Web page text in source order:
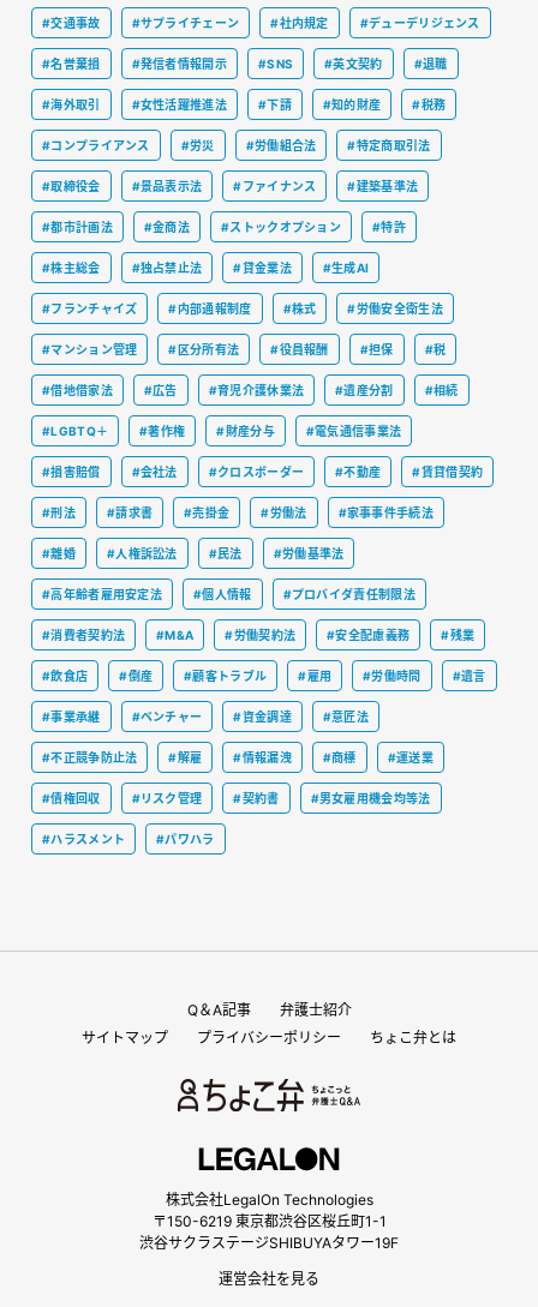
#交通事故 #サプライチェーン #社内規定 #デューデリジェンス
#名誉棄損 #発信者情報開示 #SNS #英文契約 #退職
#海外取引 #女性活躍推進法 #下請 #知的財産 #税務
#コンプライアンス #労災 #労働組合法 #特定商取引法
#取締役会 #景品表示法 #ファイナンス #建築基準法
#都市計画法 #金商法 #ストックオプション #特許
#株主総会 #独占禁止法 #貸金業法 #生成AI
#フランチャイズ #内部通報制度 #株式 #労働安全衛生法
#マンション管理 #区分所有法 #役員報酬 #担保 #税
#借地借家法 #広告 #育児介護休業法 #遺産分割 #相続
#LGBTQ＋ #著作権 #財産分与 #電気通信事業法
#損害賠償 #会社法 #クロスボーダー #不動産 #賃貸借契約
#刑法 #請求書 #売掛金 #労働法 #家事事件手続法
#離婚 #人権訴訟法 #民法 #労働基準法
#高年齢者雇用安定法 #個人情報 #プロバイダ責任制限法
#消費者契約法 #M&A #労働契約法 #安全配慮義務 #残業
#飲食店 #倒産 #顧客トラブル #雇用 #労働時間 #遺言
#事業承継 #ベンチャー #資金調達 #意匠法
#不正競争防止法 #解雇 #情報漏洩 #商標 #運送業
#債権回収 #リスク管理 #契約書 #男女雇用機会均等法
#ハラスメント #パワハラ
Q＆A記事
弁護士紹介
サイトマップ
プライバシーポリシー ちょこ弁とは
株式会社LegalOn Technologies
〒150-6219 東京都渋谷区桜丘町1-1
渋谷サクラステージSHIBUYAタワー19F
運営会社を見る